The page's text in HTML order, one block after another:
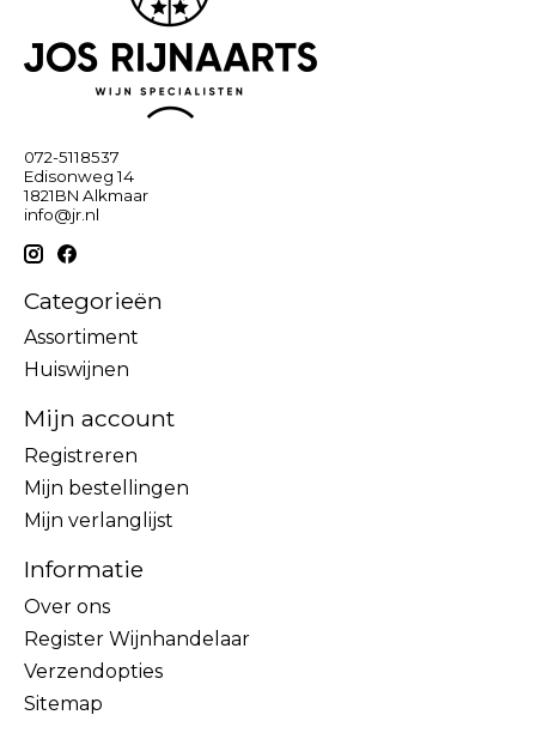
072-5118537
Edisonweg 14
1821BN Alkmaar
info@jr.nl
Categorieën
Assortiment
Huiswijnen
Mijn account
Registreren
Mijn bestellingen
Mijn verlanglijst
Informatie
Over ons
Register Wijnhandelaar
Verzendopties
Sitemap